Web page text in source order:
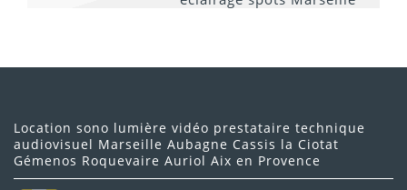
Location sono lumière vidéo prestataire technique
audiovisuel Marseille Aubagne Cassis la Ciotat
Gémenos Roquevaire Auriol Aix en Provence